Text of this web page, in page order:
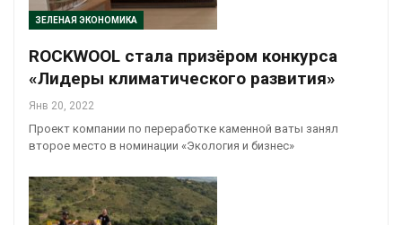
ЗЕЛЕНАЯ ЭКОНОМИКА
ROCKWOOL стала призёром конкурса
«Лидеры климатического развития»
Янв 20, 2022
Проект компании по переработке каменной ваты занял
второе место в номинации «Экология и бизнес»